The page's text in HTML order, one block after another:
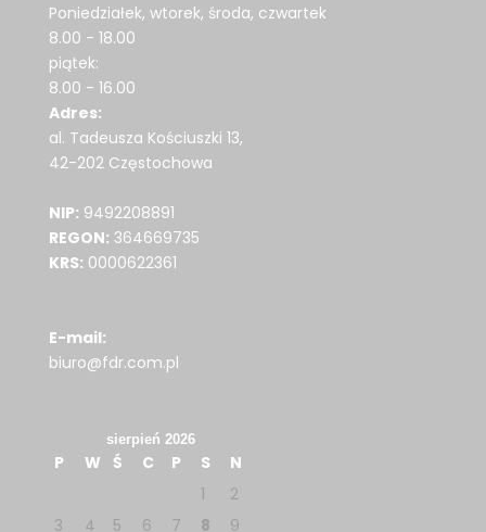
Poniedziałek, wtorek, środa, czwartek
8.00 - 18.00
piątek:
8.00 - 16.00
Adres:
al. Tadeusza Kościuszki 13,
42-202 Częstochowa
NIP: 9492208891
REGON: 364669735
KRS: 0000622361
E-mail:
biuro@fdr.com.pl
sierpień 2026
P W Ś C P S
N
1
2
3
4 5 6 7 8
9